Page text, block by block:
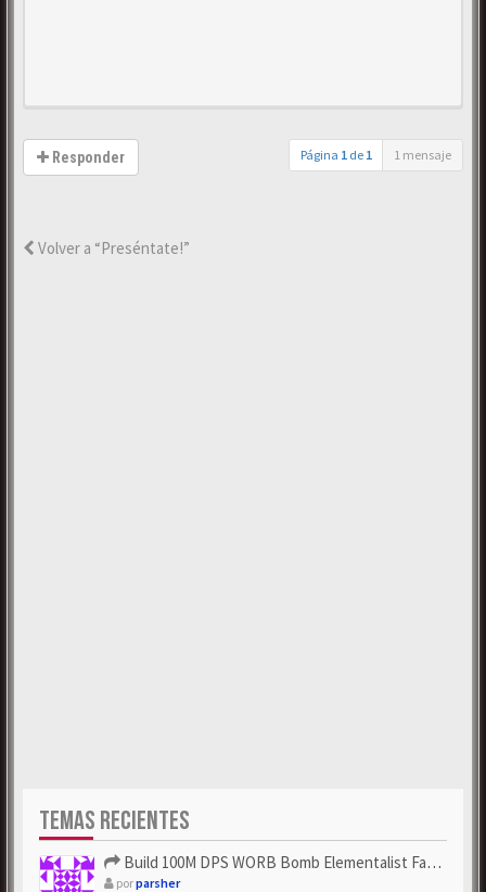
Responder Página 1 de 1 1 mensaje
Volver a “Preséntate!”
TEMAS RECIENTES
Build 100M DPS WORB Bomb Elementalist Fast - Grab POE Curren...
porparsher